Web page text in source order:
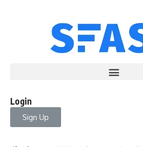
Login
Sign Up